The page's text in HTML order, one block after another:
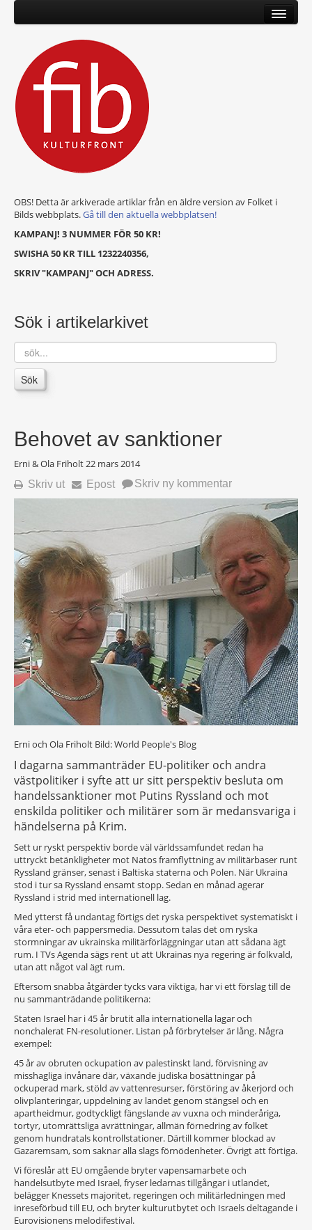
OBS! Detta är arkiverade artiklar från en äldre version av Folket i
Bilds webbplats.Gå till den aktuella webbplatsen!
KAMPANJ! 3 NUMMER FÖR 50 KR!
SWISHA 50 KR TILL 1232240356,
SKRIV "KAMPANJ" OCH ADRESS.
Sök i artikelarkivet
sök...
Sök
Behovet av sanktioner
Erni & Ola Friholt22 mars 2014
Skriv ut Epost Skriv ny kommentar
Erni och Ola Friholt Bild: World People's Blog
I dagarna sammanträder EU-politiker och andra
västpolitiker i syfte att ur sitt perspektiv besluta om
handelssanktioner mot Putins Ryssland och mot
enskilda politiker och militärer som är medansvariga i
händelserna på Krim.
Sett ur ryskt perspektiv borde väl världssamfundet redan ha
uttryckt betänkligheter mot Natos framflyttning av militärbaser runt
Ryssland gränser, senast i Baltiska staterna och Polen. När Ukraina
stod i tur sa Ryssland ensamt stopp. Sedan en månad agerar
Ryssland i strid med internationell lag.
Med ytterst få undantag förtigs det ryska perspektivet systematiskt i
våra eter- och pappersmedia. Dessutom talas det om ryska
stormningar av ukrainska militärförläggningar utan att sådana ägt
rum. I TVs Agenda sägs rent ut att Ukrainas nya regering är folkvald,
utan att något val ägt rum.
Eftersom snabba åtgärder tycks vara viktiga, har vi ett förslag till de
nu sammanträdande politikerna:
Staten Israel har i 45 år brutit alla internationella lagar och
nonchalerat FN-resolutioner. Listan på förbrytelser är lång. Några
exempel:
45 år av obruten ockupation av palestinskt land, förvisning av
misshagliga invånare där, växande judiska bosättningar på
ockuperad mark, stöld av vattenresurser, förstöring av åkerjord och
olivplanteringar, uppdelning av landet genom stängsel och en
apartheidmur, godtyckligt fängslande av vuxna och minderåriga,
tortyr, utomrättsliga avrättningar, allmän förnedring av folket
genom hundratals kontrollstationer. Därtill kommer blockad av
Gazaremsam, som saknar alla slags förnödenheter. Övrigt att förtiga.
Vi föreslår att EU omgående bryter vapensamarbete och
handelsutbyte med Israel, fryser ledarnas tillgångar i utlandet,
belägger Knessets majoritet, regeringen och militärledningen med
inreseförbud till EU, och bryter kulturutbytet och Israels deltagande i
Eurovisionens melodifestival.